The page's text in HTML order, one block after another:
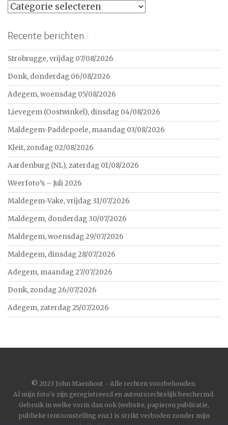
Categorieën
Recente berichten :
Strobrugge, vrijdag 07/08/2026
Donk, donderdag 06/08/2026
Adegem, woensdag 05/08/2026
Lievegem (Oostwinkel), dinsdag 04/08/2026
Maldegem-Paddepoele, maandag 03/08/2026
Kleit, zondag 02/08/2026
Aardenburg (NL), zaterdag 01/08/2026
Weerfoto’s – Juli 2026
Maldegem-Vake, vrijdag 31/07/2026
Maldegem, donderdag 30/07/2026
Maldegem, woensdag 29/07/2026
Maldegem, dinsdag 28/07/2026
Adegem, maandag 27/07/2026
Donk, zondag 26/07/2026
Adegem, zaterdag 25/07/2026
© 2023 John Maenhout - Alle rechten voorbehouden.
Al mijn foto's zijn geregistreerd en auteursrechtelijk beschermd.
Gebruik in welke vorm dan ook (website, papieren publicatie,
publieke tentoonstelling enz.) is strikt verboden zonder mijn